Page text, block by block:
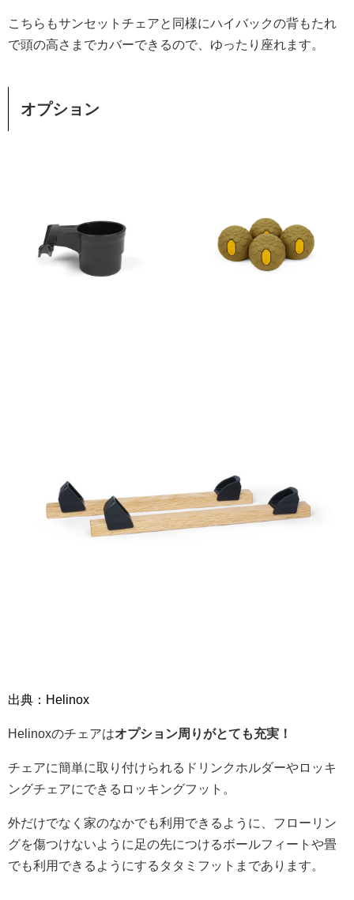
こちらもサンセットチェアと同様にハイバックの背もたれ
で頭の高さまでカバーできるので、ゆったり座れます。
オプション
出典：Helinox
Helinoxのチェアはオプション周りがとても充実！
チェアに簡単に取り付けられるドリンクホルダーやロッキ
ングチェアにできるロッキングフット。
外だけでなく家のなかでも利用できるように、フローリン
グを傷つけないように足の先につけるボールフィートや畳
でも利用できるようにするタタミフットまであります。